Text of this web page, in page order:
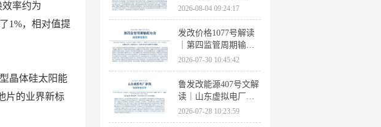
率约为
1%，相对值提
晶体硅太阳能
片的业界新标
方案 申报条件、源荷
指标、场景优先级全
梳理
2026-08-04 09:24:17
发改价格1077号解读
｜第四监管周期输配
电价落地 电量电价下
调容量电价上调
2026-07-30 10:45:42
鲁发改能源407号文解
读｜山东虚拟电厂管
理办法全文 分布式光
伏打包入市规则详解
2026-07-28 10:23:59